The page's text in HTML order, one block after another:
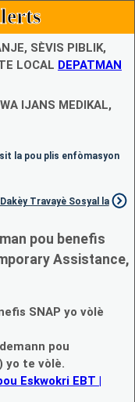
SÈVIS PIBLIK,
LOCAL DEPATMAN
IJANS MEDIKAL,
la pou plis enfòmasyon
Travayè Sosyal la
pou benefis
Assistance,
SNAP yo vòlè
pou
yo te vòlè.
Eskwokri EBT |